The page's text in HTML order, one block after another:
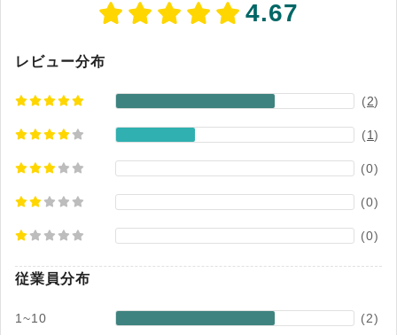
4.67
レビュー分布
(2)
(1)
(0)
(0)
(0)
従業員分布
1~10 (2)